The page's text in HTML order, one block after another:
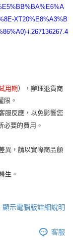
XT20%E8%A3%B
i.267136267.4
用期），辦理退貨商
限。
服反應，以免影響您
必要的費用。
異，請以實際商品顏
生。
顯示電腦版詳細說明
客服